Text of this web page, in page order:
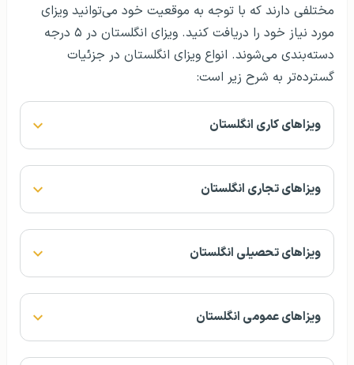
مختلفی دارند که با توجه به موقعیت خود می‌توانید ویزای
مورد نیاز خود را دریافت کنید. ویزای انگلستان در ۵ درجه
دسته‌بندی می‌شوند. انواع ویزای انگلستان در جزئیات
گسترده‌تر به شرح زیر است:
ویزاهای کاری انگلستان
ویزاهای تجاری انگلستان
ویزاهای تحصیلی انگلستان
ویزاهای عمومی انگلستان